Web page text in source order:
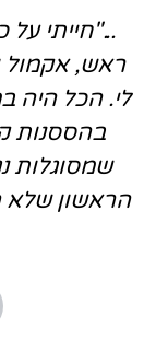
..."חייתי על
ראש, אקמול
לי. הכל היה
שמסוגלות
הראשון שלא